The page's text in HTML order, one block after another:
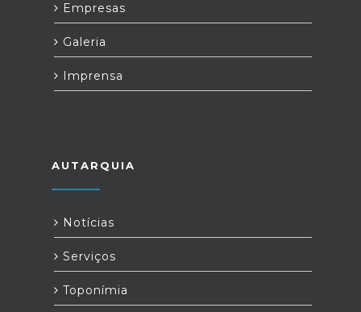
Empresas
Galeria
Imprensa
AUTARQUIA
Notícias
Serviços
Toponímia